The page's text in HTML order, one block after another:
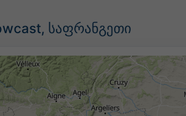
საფრანგეთი